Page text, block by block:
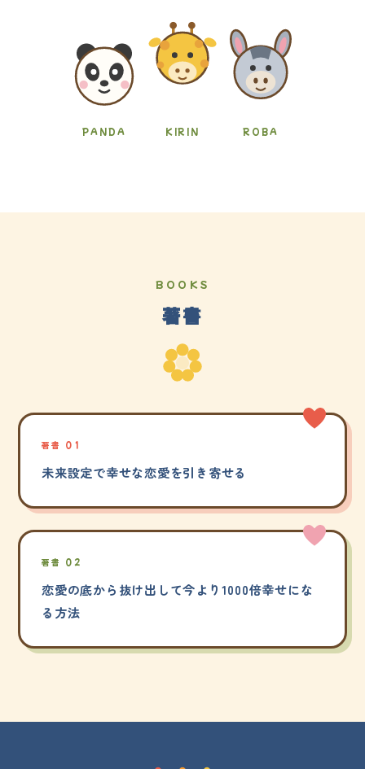
PANDA KIRIN ROBA
BOOKS
著書
著書 01
未来設定で幸せな恋愛を引き寄せる
著書 02
恋愛の底から抜け出して今より1000倍幸せにな
る方法